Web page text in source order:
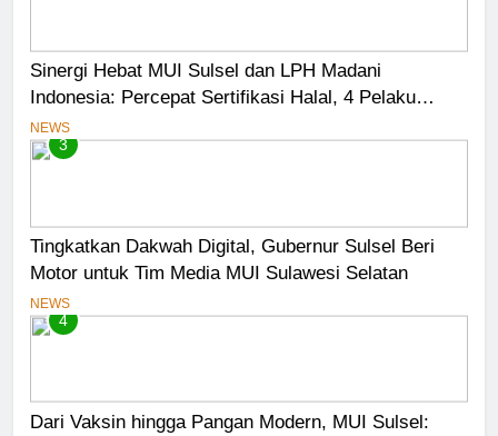
Sinergi Hebat MUI Sulsel dan LPH Madani
Indonesia: Percepat Sertifikasi Halal, 4 Pelaku
Usaha Mikro Lulus Sidang Fatwa
NEWS
3
Tingkatkan Dakwah Digital, Gubernur Sulsel Beri
Motor untuk Tim Media MUI Sulawesi Selatan
NEWS
4
Dari Vaksin hingga Pangan Modern, MUI Sulsel: